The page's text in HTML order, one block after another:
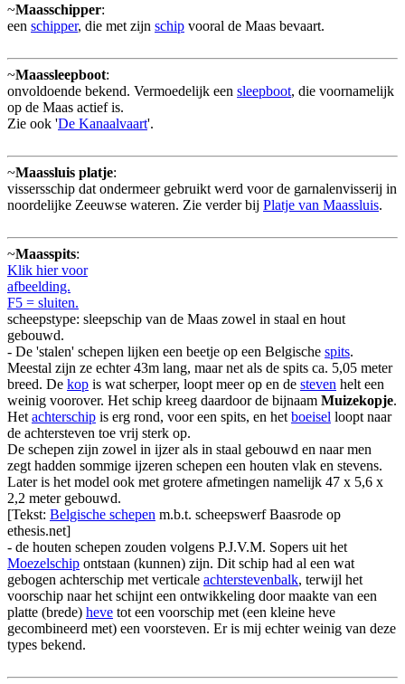
~Maasschipper:
een schipper, die met zijn schip vooral de Maas bevaart.
~Maassleepboot:
onvoldoende bekend. Vermoedelijk een sleepboot, die voornamelijk
op de Maas actief is.
Zie ook 'De Kanaalvaart'.
~Maassluis platje:
vissersschip dat ondermeer gebruikt werd voor de garnalenvisserij in
noordelijke Zeeuwse wateren. Zie verder bij Platje van Maassluis.
~Maasspits:
Klik hier voor
afbeelding.
F5 = sluiten.
scheepstype: sleepschip van de Maas zowel in staal en hout
gebouwd.
- De 'stalen' schepen lijken een beetje op een Belgische spits.
Meestal zijn ze echter 43m lang, maar net als de spits ca. 5,05 meter
breed. De kop is wat scherper, loopt meer op en de steven helt een
weinig voorover. Het schip kreeg daardoor de bijnaam Muizekopje.
Het achterschip is erg rond, voor een spits, en het boeisel loopt naar
de achtersteven toe vrij sterk op.
De schepen zijn zowel in ijzer als in staal gebouwd en naar men
zegt hadden sommige ijzeren schepen een houten vlak en stevens.
Later is het model ook met grotere afmetingen namelijk 47 x 5,6 x
2,2 meter gebouwd.
[Tekst: Belgische schepen m.b.t. scheepswerf Baasrode op
ethesis.net]
- de houten schepen zouden volgens P.J.V.M. Sopers uit het
Moezelschip ontstaan (kunnen) zijn. Dit schip had al een wat
gebogen achterschip met verticale achterstevenbalk, terwijl het
voorschip naar het schijnt een ontwikkeling door maakte van een
platte (brede) heve tot een voorschip met (een kleine heve
gecombineerd met) een voorsteven. Er is mij echter weinig van deze
types bekend.